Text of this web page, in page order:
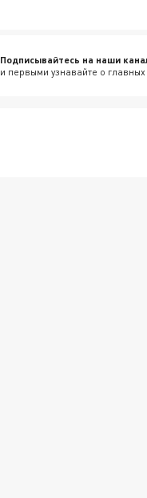
Подписывайтесь на наши
и первыми узнавайте о